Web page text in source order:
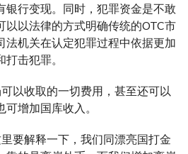
银行变现。同时，犯罪资金是不敢
以以法律的方式明确传统的OTC市
法机关在认定犯罪过程中依据更加
击犯罪。
以收取的一切费用，甚至还可以
增加国库收入。
里要解释一下，我们同漂亮国打金